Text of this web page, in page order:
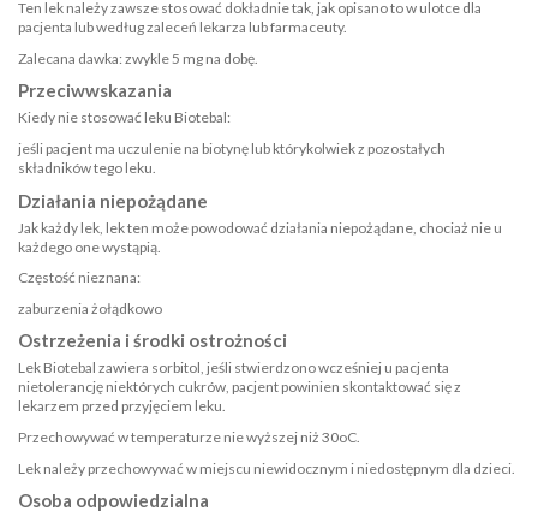
Ten lek należy zawsze stosować dokładnie tak, jak opisano to w ulotce dla
pacjenta lub według zaleceń lekarza lub farmaceuty.
Zalecana dawka: zwykle 5 mg na dobę.
Przeciwwskazania
Kiedy nie stosować leku Biotebal:
jeśli pacjent ma uczulenie na biotynę lub którykolwiek z pozostałych
składników tego leku.
Działania niepożądane
Jak każdy lek, lek ten może powodować działania niepożądane, chociaż nie u
każdego one wystąpią.
Częstość nieznana:
zaburzenia żołądkowo
Ostrzeżenia i środki ostrożności
Lek Biotebal zawiera sorbitol, jeśli stwierdzono wcześniej u pacjenta
nietolerancję niektórych cukrów, pacjent powinien skontaktować się z
lekarzem przed przyjęciem leku.
Przechowywać w temperaturze nie wyższej niż 30oC.
Lek należy przechowywać w miejscu niewidocznym i niedostępnym dla dzieci.
Osoba odpowiedzialna